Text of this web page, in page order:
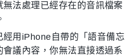
法處理已經存在的音訊檔案
用iPhone自帶的「語音備忘
議內容，你無法直接透過系